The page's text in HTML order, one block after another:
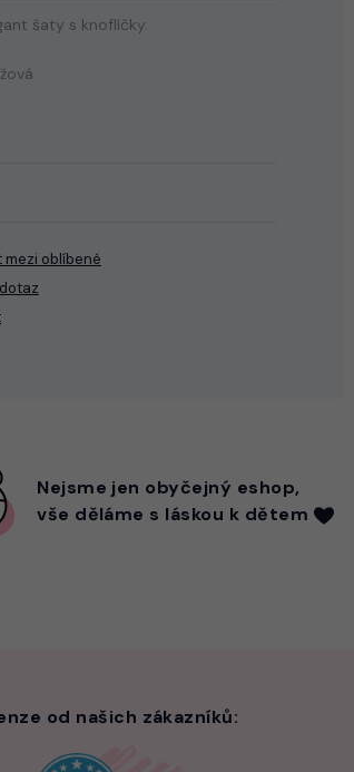
šaty s knoflíčky.
mezi oblíbené
Nejsme jen obyčejný eshop,
vše děláme s láskou k dětem
od našich zákazníků: